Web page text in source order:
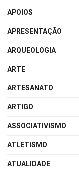
APOIOS
APRESENTAÇÃO
ARQUEOLOGIA
ARTE
ARTESANATO
ARTIGO
ASSOCIATIVISMO
ATLETISMO
ATUALIDADE